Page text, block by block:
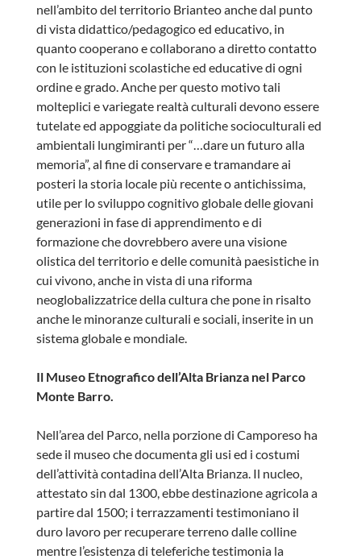
nell’ambito del territorio Brianteo anche dal punto
di vista didattico/pedagogico ed educativo, in
quanto cooperano e collaborano a diretto contatto
con le istituzioni scolastiche ed educative di ogni
ordine e grado. Anche per questo motivo tali
molteplici e variegate realtà culturali devono essere
tutelate ed appoggiate da politiche socioculturali ed
ambientali lungimiranti per “…dare un futuro alla
memoria”, al fine di conservare e tramandare ai
posteri la storia locale più recente o antichissima,
utile per lo sviluppo cognitivo globale delle giovani
generazioni in fase di apprendimento e di
formazione che dovrebbero avere una visione
olistica del territorio e delle comunità paesistiche in
cui vivono, anche in vista di una riforma
neoglobalizzatrice della cultura che pone in risalto
anche le minoranze culturali e sociali, inserite in un
sistema globale e mondiale.
Il Museo Etnografico dell’Alta Brianza nel Parco
Monte Barro.
Nell’area del Parco, nella porzione di Camporeso ha
sede il museo che documenta gli usi ed i costumi
dell’attività contadina dell’Alta Brianza. Il nucleo,
attestato sin dal 1300, ebbe destinazione agricola a
partire dal 1500; i terrazzamenti testimoniano il
duro lavoro per recuperare terreno dalle colline
mentre l’esistenza di teleferiche testimonia la